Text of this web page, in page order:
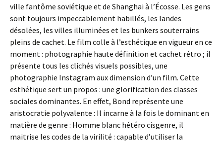
ville fantôme soviétique et de Shanghai à l’Écosse. Les gens
sont toujours impeccablement habillés, les landes
désolées, les villes illuminées et les bunkers souterrains
pleins de cachet. Le film colle à l’esthétique en vigueur en ce
moment : photographie haute définition et cachet rétro ; il
présente tous les clichés visuels possibles, une
photographie Instagram aux dimension d’un film. Cette
esthétique sert un propos : une glorification des classes
sociales dominantes. En effet, Bond représente une
aristocratie polyvalente : Il incarne à la fois le dominant en
matière de genre : Homme blanc hétéro cisgenre, il
maitrise les codes de la virilité : capable d’utiliser la